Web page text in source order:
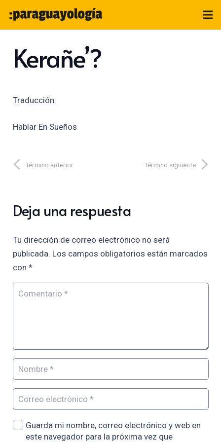
Kerañe’?
Traducción:
Hablar En Sueños
Término anterior Término siguiente
Deja una respuesta
Tu dirección de correo electrónico no será
publicada. Los campos obligatorios están marcados
con *
Guarda mi nombre, correo electrónico y web en
este navegador para la próxima vez que